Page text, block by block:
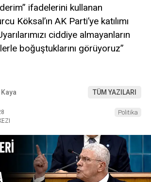
ifadelerini kullanan
Köksal’ın AK Parti’ye katılımı
ciddiye almayanların
boğuştuklarını görüyoruz”
TÜM YAZILARI
Politika